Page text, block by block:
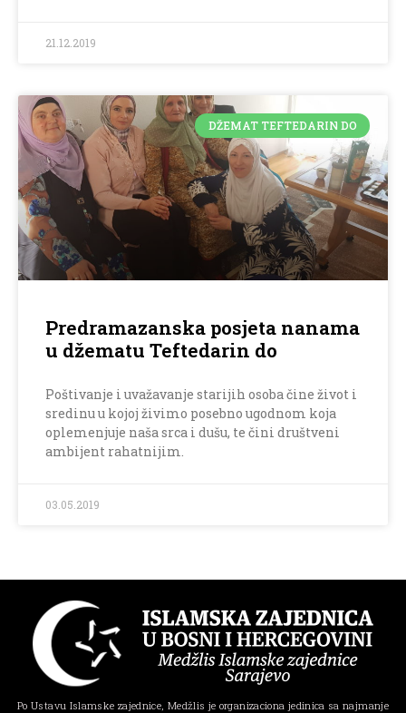
21.12.2019
DŽEMAT TEFTEDARIN DO
Predramazanska posjeta nanama
u džematu Teftedarin do
Poštivanje i uvažavanje starijih osoba čine život i
sredinu u kojoj živimo posebno ugodnom koja
oplemenjuje naša srca i dušu, te čini društveni
ambijent rahatnijim.
03.05.2019
Po Ustavu Islamske zajednice, Medžlis je organizaciona jedinica sa najmanje